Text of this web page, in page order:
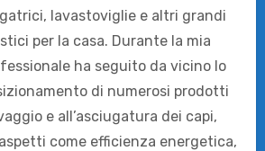
lavastoviglie e altri grandi
per la casa. Durante la mia
ha seguito da vicino lo
di numerosi prodotti
e all’asciugatura dei capi,
come efficienza energetica,